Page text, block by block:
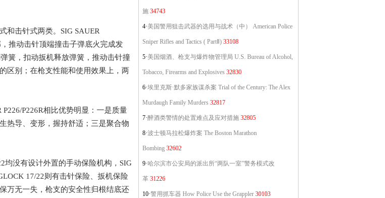
击针式两类。SIG SAUER
推动击针顶端撞击子弹底火完成发
簧，扣动扳机释放弹簧，推动击针撞
区别；在枪支性能和使用效果上，两
P226R相比优势明显：一是质量
热导、变形，握持舒适；三是聚合物
没有设计外置的手动保险机构，SIG
17/22则有击针保险、扳机保险
万无一失，枪支的安全性归根结底还
施 34743
4·美国警用狙击武器的选用与战术（中） American Police
Sniper Rifles and Tactics ( PartⅡ) 33108
5·美国烟酒、枪支与爆炸物管理局 U.S. Bureau of Alcohol,
Tobacco, Firearms and Explosives 32830
6·埃里克斯·默多家族谋杀案 Trial of the Century: The Alex
Murdaugh Family Murders 32817
7·醉酒类警情的处置难点及应对措施 32805
8·波士顿马拉松爆炸案 The Boston Marathon
Bombing 32602
9·哈尔滨市公安局的派出所“两队一室”警务模式改
革 31226
10·警用抓车器 How Police Use the Grappler 30103